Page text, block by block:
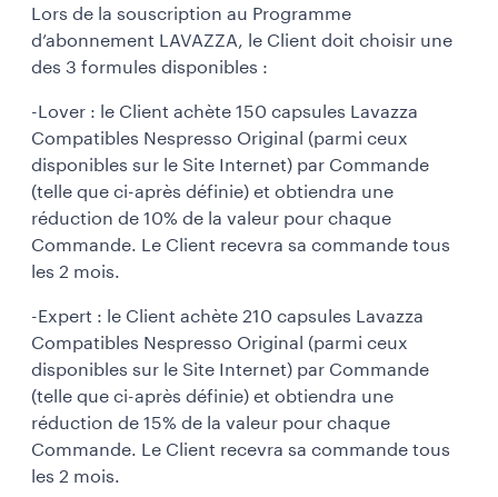
Lors de la souscription au Programme
d’abonnement LAVAZZA, le Client doit choisir une
des 3 formules disponibles :
-Lover : le Client achète 150 capsules Lavazza
Compatibles Nespresso Original (parmi ceux
disponibles sur le Site Internet) par Commande
(telle que ci-après définie) et obtiendra une
réduction de 10% de la valeur pour chaque
Commande. Le Client recevra sa commande tous
les 2 mois.
-Expert : le Client achète 210 capsules Lavazza
Compatibles Nespresso Original (parmi ceux
disponibles sur le Site Internet) par Commande
(telle que ci-après définie) et obtiendra une
réduction de 15% de la valeur pour chaque
Commande. Le Client recevra sa commande tous
les 2 mois.